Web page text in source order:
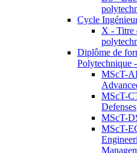
Cycle
X - Titre
Diplôme de
Polytechnique
MScT-
MScT-
Defenses
MScT-
MScT-